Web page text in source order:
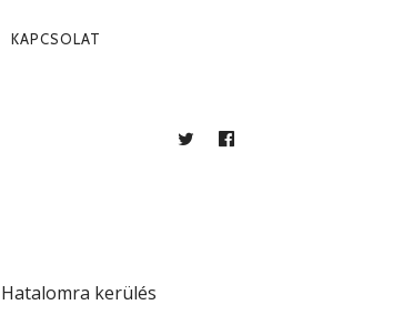
KAPCSOLAT
TWITTERFACEBOOK
Hatalomra kerülés